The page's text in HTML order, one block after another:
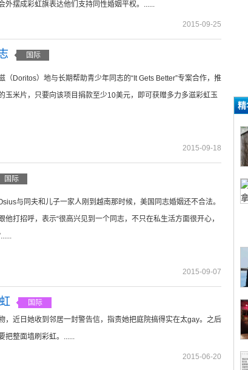
摆成彩虹旗表达他们支持同性婚姻平权。......
2015-09-25
国际
（Doritos）地与长期帮助青少年同志的“It Gets Better”专案合作，推
玉米片，只要向该项目捐款至少10美元，即可获赠多力多滋彩虹玉
2015-09-18
国际
与同夫和儿子一家人刚到越南那时候，美国同志婚姻还不合法。
他打招呼，表示“很高兴见到一个同志，不只在私生活方面很开心，
2015-09-07
国际
近日她收到邻居一封警告信，指责她把庭院搞得实在太gay。之后
把整面墙刷彩虹。......
2015-06-20
精